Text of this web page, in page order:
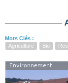
Mots Clés :
Agriculture
Bio
Environnement